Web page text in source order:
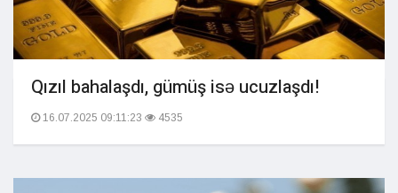
Qızıl bahalaşdı, gümüş isə ucuzlaşdı!
16.07.2025 09:11:23 4535